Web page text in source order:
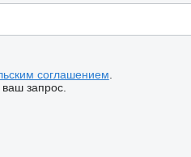
соглашением
запрос.